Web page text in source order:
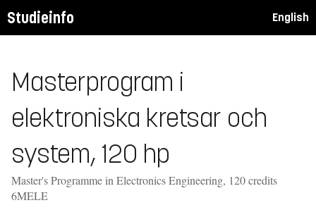
Studieinfo English
Masterprogram i
elektroniska kretsar och
system, 120 hp
Master's Programme in Electronics Engineering, 120 credits
6MELE